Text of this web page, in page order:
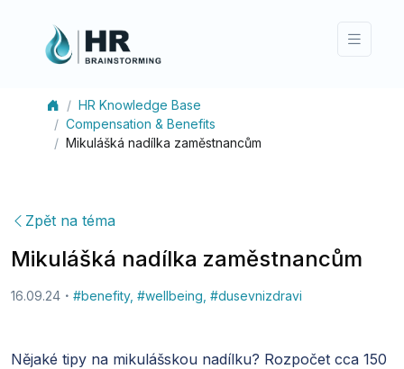
HR Knowledge Base
Compensation & Benefits
Mikulášká nadílka zaměstnancům
Zpět na téma
Mikulášká nadílka zaměstnancům
16.09.24 #benefity, #wellbeing #dusevnizdravi
Nějaké tipy na mikulášskou nadílku? Rozpočet cca 150